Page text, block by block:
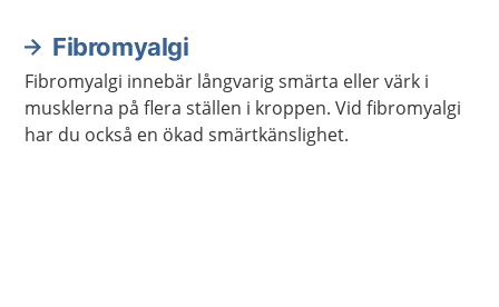
Fibromyalgi
Fibromyalgi innebär långvarig smärta eller värk i
musklerna på flera ställen i kroppen. Vid fibromyalgi
har du också en ökad smärtkänslighet.